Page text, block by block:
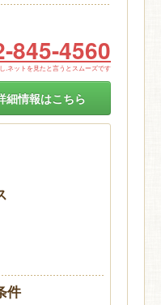
845-4560
.ネットを見たと言うとスムーズです
細情報はこちら
件